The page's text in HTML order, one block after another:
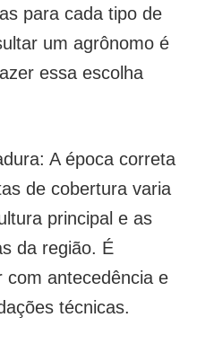
para cada tipo de
um agrônomo é
essa escolha
A época correta
de cobertura varia
principal e as
da região. É
com antecedência e
técnicas.